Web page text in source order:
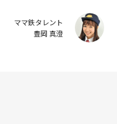
ママ鉄タレント
豊岡 真澄